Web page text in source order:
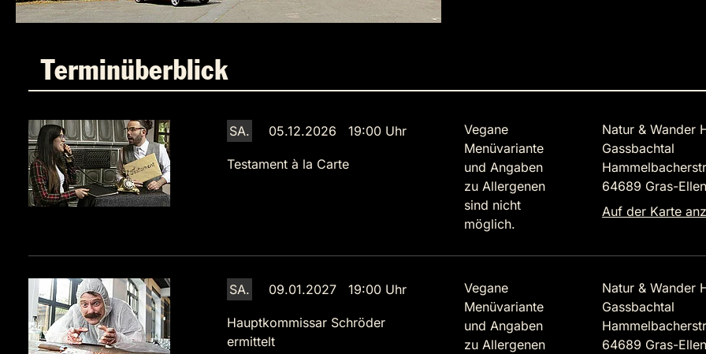
Terminüberblick
SA. 05.12.2026 19:00 Uhr
Testament à la Carte
Vegane
Menüvariante
und Angaben
zu Allergenen
sind nicht
möglich.
Natur & Wander
Gassbachtal
64689 Gras-
Auf der Karte
SA. 09.01.2027 19:00 Uhr
Hauptkommissar Schröder
ermittelt
Vegane
Menüvariante
und Angaben
zu Allergenen
Natur & Wander
Gassbachtal
64689 Gras-